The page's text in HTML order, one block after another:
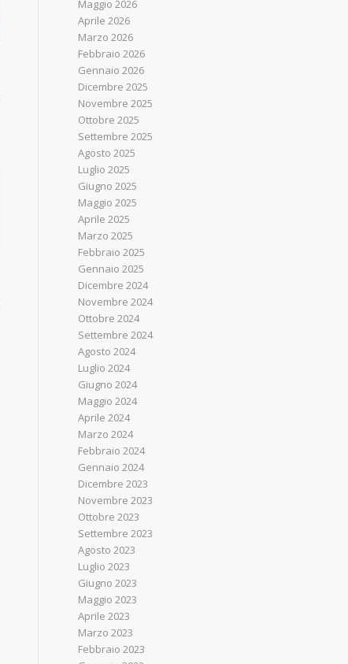
Maggio 2026
Aprile 2026
Marzo 2026
Febbraio 2026
Gennaio 2026
Dicembre 2025
Novembre 2025
Ottobre 2025
Settembre 2025
Agosto 2025
Luglio 2025
Giugno 2025
Maggio 2025
Aprile 2025
Marzo 2025
Febbraio 2025
Gennaio 2025
Dicembre 2024
Novembre 2024
Ottobre 2024
Settembre 2024
Agosto 2024
Luglio 2024
Giugno 2024
Maggio 2024
Aprile 2024
Marzo 2024
Febbraio 2024
Gennaio 2024
Dicembre 2023
Novembre 2023
Ottobre 2023
Settembre 2023
Agosto 2023
Luglio 2023
Giugno 2023
Maggio 2023
Aprile 2023
Marzo 2023
Febbraio 2023